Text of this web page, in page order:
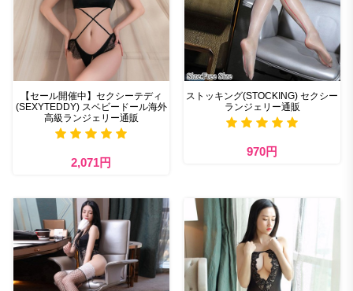
【セール開催中】セクシーテディ
(SEXYTEDDY) スベビードール海外
高級ランジェリー通販
2,071円
ストッキング(STOCKING) セクシー
ランジェリー通販
970円